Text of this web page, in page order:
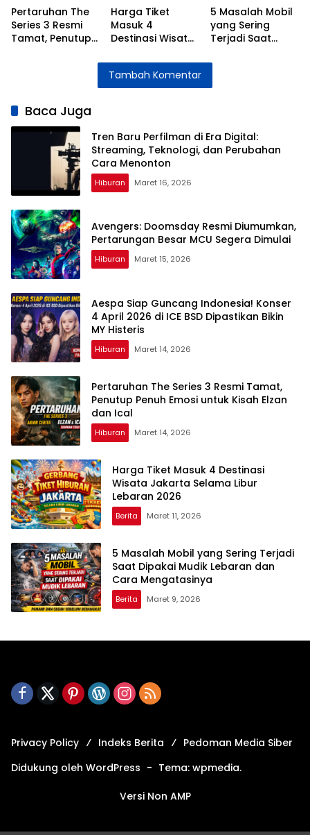
Pertaruhan The
Series 3 Resmi
Tamat, Penutup
Harga Tiket
Masuk 4
Destinasi Wisata
Libur Lebaran
2026
5 Masalah Mobil
yang Sering
Terjadi Saat
Lebaran dan
Mengatasinya
Tambah Komentar
Baca Juga
Tren Baru Perfilman di Era Digital:
Streaming, Teknologi, dan Perubahan
Cara Menonton
Hiburan Maret 16, 2026
Avengers: Doomsday Resmi Diumumkan,
Pertarungan Besar MCU Segera Dimulai
Hiburan Maret 15, 2026
Aespa Siap Guncang Indonesia! Konser
4 April 2026 di ICE BSD Dipastikan Bikin
MY Histeris
Hiburan Maret 14, 2026
Pertaruhan The Series 3 Resmi Tamat,
Penutup Penuh Emosi untuk Kisah Elzan
dan Ical
Hiburan Maret 14, 2026
Harga Tiket Masuk 4 Destinasi
Wisata Jakarta Selama Libur
Lebaran 2026
Berita Maret 11, 2026
5 Masalah Mobil yang Sering Terjadi
Saat Dipakai Mudik Lebaran dan
Cara Mengatasinya
Berita Maret 9, 2026
Privacy Policy Indeks Berita
Pedoman Media Siber
Didukung oleh WordPress - Tema: wpmedia.
Versi Non AMP